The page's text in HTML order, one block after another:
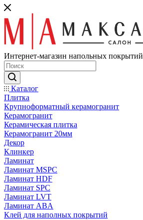
Интернет-магазин напольных покрытий
Каталог
Плитка
Крупноформатный керамогранит
Керамогранит
Керамическая плитка
Керамогранит 20мм
Декор
Клинкер
Ламинат
Ламинат MSPC
Ламинат HDF
Ламинат SPC
Ламинат LVT
Ламинат ABA
Клей для наполных покрытий